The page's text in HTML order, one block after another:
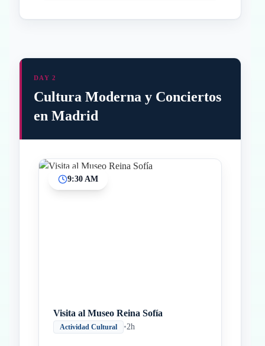
DAY 2
Cultura Moderna y Conciertos
en Madrid
9:30 AM
Visita al Museo Reina Sofía
Actividad Cultural •2h